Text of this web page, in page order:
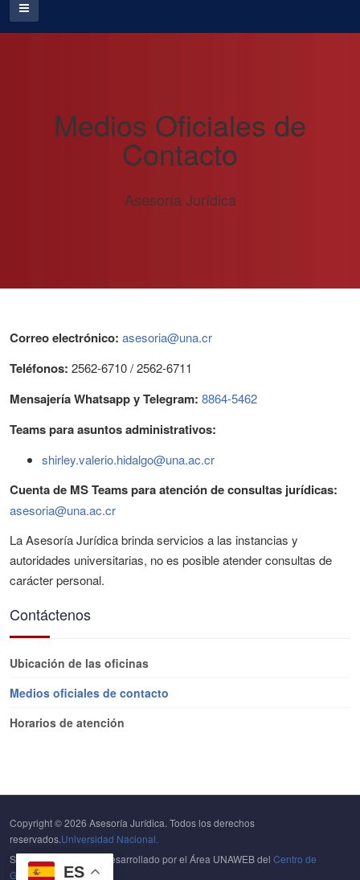
ES
Medios Oficiales de
Contacto
Asesoría Jurídica
Correo electrónico: asesoria@una.cr
Teléfonos: 2562-6710 / 2562-6711
Mensajería Whatsapp y Telegram: 8864-5462
Teams para asuntos administrativos:
shirley.valerio.hidalgo@una.ac.cr
Cuenta de MS Teams para atención de consultas jurídicas:
asesoria@una.ac.cr
La Asesoría Jurídica brinda servicios a las instancias y
autoridades universitarias, no es posible atender consultas de
carácter personal.
Contáctenos
Ubicación de las oficinas
Medios oficiales de contacto
Horarios de atención
Copyright © 2026 Asesoría Jurídica. Todos los derechos
reservados.Universidad Nacional.
Sitio Web diseñado y desarrollado por el Área UNAWEB del Centro de
Gestión Tecnológica